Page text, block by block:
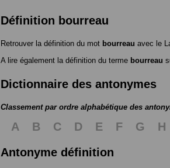
Définition bourreau
Retrouver la définition du mot bourreau avec le
A lire également la définition du terme bourreau
Dictionnaire des antonymes
Classement par ordre alphabétique des
A B C D E F G H
Antonyme définition